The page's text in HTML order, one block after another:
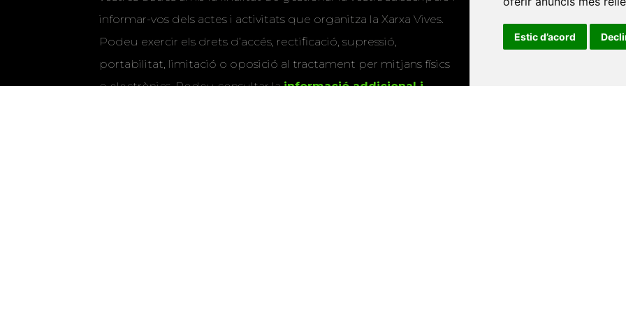
Estic d’acord
informar-vos dels actes i activitats que organitza la Xarxa Vives.
Podeu exercir els drets d’accés, rectificació, supressió,
portabilitat, limitació o oposició al tractament per mitjans físics
o electrònics. Podeu consultar lainformació addicional i
Editorials
Twitter